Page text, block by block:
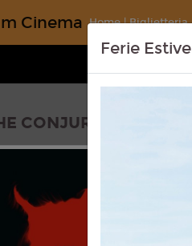
Cinema Home | Biglietteria
CONJURING - IL
Ferie